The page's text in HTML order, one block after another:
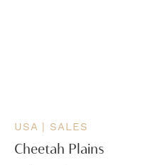
USA | SALES
Cheetah Plains